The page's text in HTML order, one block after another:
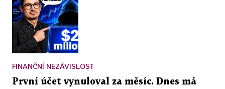
FINANČNÍ NEZÁVISLOST
První účet vynuloval za měsíc. Dnes má